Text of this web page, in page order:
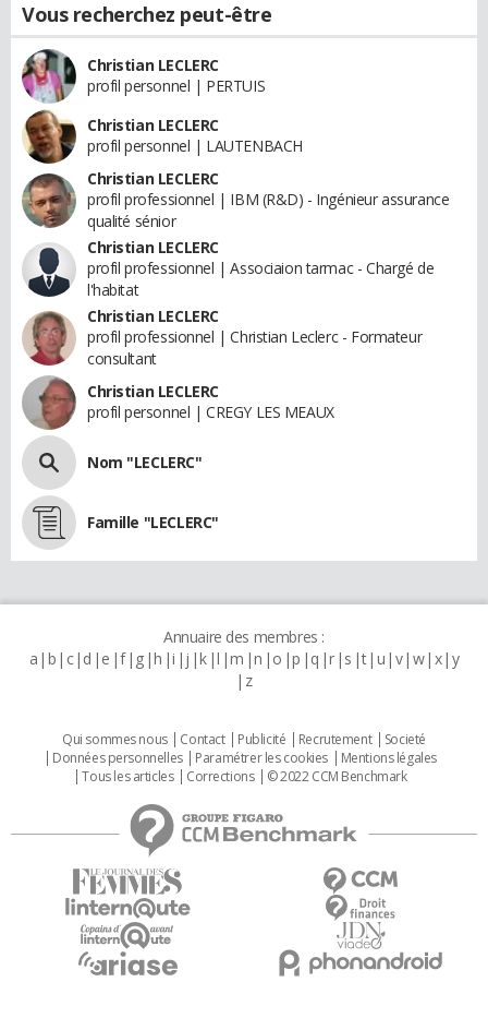
Vous recherchez peut-être
Christian LECLERC
profil personnel | PERTUIS
Christian LECLERC
profil personnel | LAUTENBACH
Christian LECLERC
profil professionnel | IBM (R&D) - Ingénieur assurance
qualité sénior
Christian LECLERC
profil professionnel | Associaion tarmac - Chargé de
l'habitat
Christian LECLERC
profil professionnel | Christian Leclerc - Formateur
consultant
Christian LECLERC
profil personnel | CREGY LES MEAUX
Nom "LECLERC"
Famille "LECLERC"
Annuaire des membres :
a b c d e f g h i j k l m n o p q r s t u v w x y
z
Qui sommes nous Contact Publicité Recrutement
Societé
Données personnelles
Paramétrer les cookies
Mentions légales
Tous les articles
Corrections © 2022 CCM Benchmark